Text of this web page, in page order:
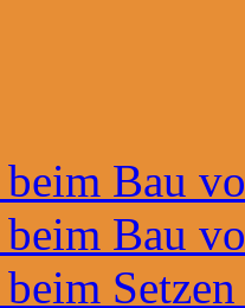
Bau
Bau